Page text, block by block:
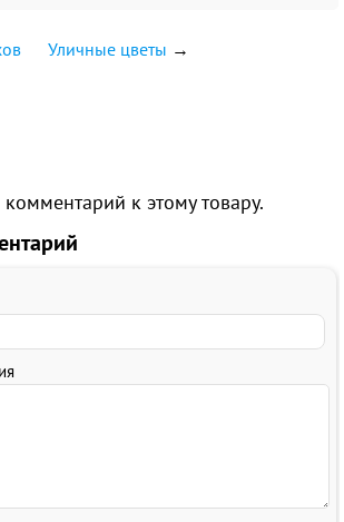
Уличные цветы →
к этому товару.